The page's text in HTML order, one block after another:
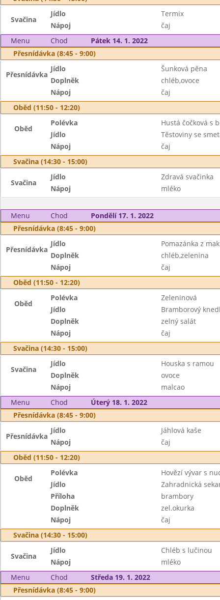
Svačina
Jídlo
Termix
Nápoj
čaj
Menu
Chod
Pátek 14. 1. 2022
Přesnídávka (8:45 - 9:00)
Přesnídávka
Jídlo
Šunková pěna
Doplněk
chléb,ovoce
Nápoj
čaj
Oběd (11:50 - 12:20)
Oběd
Polévka
Hustá čočková s
Jídlo
Těstoviny se
Nápoj
čaj
Svačina (14:30 - 15:00)
Svačina
Jídlo
Zdravá svačinka
Nápoj
mléko
Menu Chod
Pondělí 17. 1. 2022
Přesnídávka (8:45 - 9:00)
Přesnídávka
Jídlo
Pomazánka z
Doplněk
chléb,zelenina
Nápoj
čaj
Oběd (11:50 - 12:20)
Oběd
Polévka
Zeleninová
Jídlo
Bramborový
Doplněk
zelný salát
Nápoj
čaj
Svačina (14:30 - 15:00)
Svačina
Jídlo
Houska s ramou
Doplněk
ovoce
Nápoj
malcao
Menu
Chod
Úterý 18. 1. 2022
Přesnídávka (8:45 - 9:00)
Přesnídávka
Jídlo
Jáhlová kaše
Nápoj
čaj
Oběd (11:50 - 12:20)
Oběd
Polévka
Hovězí vývar s
Jídlo
Zahradnická
Příloha
brambory
Doplněk
zel.okurka
Nápoj
čaj
Svačina (14:30 - 15:00)
Svačina
Jídlo
Chléb s lučinou
Nápoj
mléko
Menu
Chod
Středa 19. 1. 2022
Přesnídávka (8:45 - 9:00)